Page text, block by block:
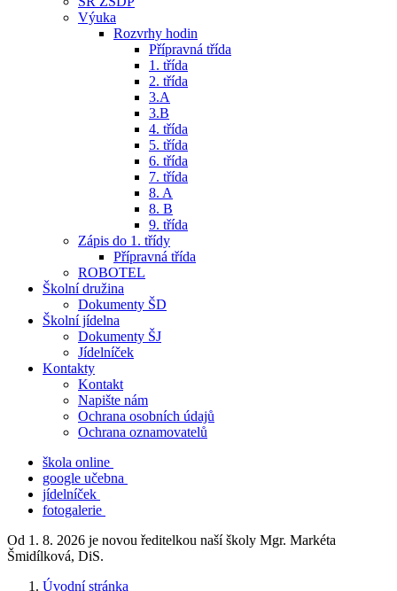
Výuka
Rozvrhy hodin
Přípravná třída
1. třída
2. třída
3.A
3.B
4. třída
5. třída
6. třída
7. třída
8. A
8. B
9. třída
Zápis do 1. třídy
Přípravná třída
ROBOTEL
Školní družina
Dokumenty ŠD
Školní jídelna
Dokumenty ŠJ
Jídelníček
Kontakty
Kontakt
Napište nám
Ochrana osobních údajů
Ochrana oznamovatelů
škola online
google učebna
jídelníček
fotogalerie
Od 1. 8. 2026 je novou ředitelkou naší školy Mgr. Markéta
Šmidílková, DiS.
Úvodní stránka